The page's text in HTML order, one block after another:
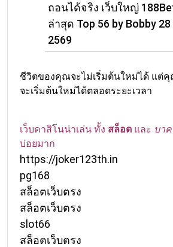
ถอนได้จริง เว็บใหญ่
ล่าสุด Top 56 by Bobby 28
2569
ชีวิตของคุณจะไม่เริ่มต้นใหม่ได้ แต่
จะเริ่มต้นใหม่ได้ตลอดระยะเวลา
เว็บคาสิโนน่าเล่น ทั้ง สล็อต และ บา
บ่อยมาก
https://joker123th.in
pg168
สล็อตเว็บตรง
สล็อตเว็บตรง
slot66
สล็อตเว็บตรง